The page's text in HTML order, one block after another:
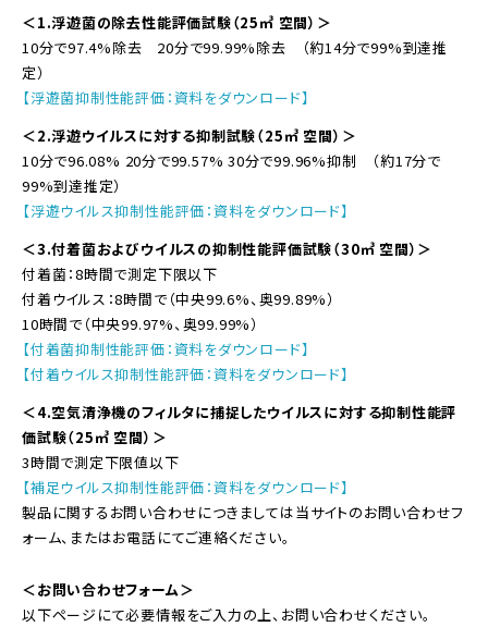
＜1.浮遊菌の除去性能評価試験（25㎥ 空間）＞
10分で97.4%除去 20分で99.99%除去 （約14分で99%到達推
定）
【浮遊菌抑制性能評価：資料をダウンロード】
＜2.浮遊ウイルスに対する抑制試験（25㎥ 空間）＞
10分で96.08% 20分で99.57% 30分で99.96%抑制 （約17分で
99%到達推定）
【浮遊ウイルス抑制性能評価：資料をダウンロード】
＜3.付着菌およびウイルスの抑制性能評価試験（30㎥ 空間）＞
付着菌：8時間で測定下限以下
付着ウイルス：8時間で（中央99.6%、奥99.89%）
10時間で（中央99.97%、奥99.99%）
【付着菌抑制性能評価：資料をダウンロード】
【付着ウイルス抑制性能評価：資料をダウンロード】
＜4.空気清浄機のフィルタに捕捉したウイルスに対する抑制性能評
価試験（25㎥ 空間）＞
3時間で測定下限値以下
【補足ウイルス抑制性能評価：資料をダウンロード】
製品に関するお問い合わせにつきましては当サイトのお問い合わせフ
ォーム、またはお電話にてご連絡ください。
＜お問い合わせフォーム＞
以下ページにて必要情報をご入力の上、お問い合わせください。